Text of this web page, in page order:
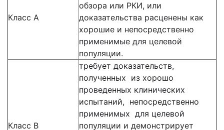
Класс А
обзора или РКИ, или
доказательства расценены как
хорошие и непосредственно
применимые для целевой
популяции.
Класс В
требует доказательств,
полученных из хорошо
проведенных клинических
испытаний, непосредственно
применимых для целевой
популяции и демонстрирует